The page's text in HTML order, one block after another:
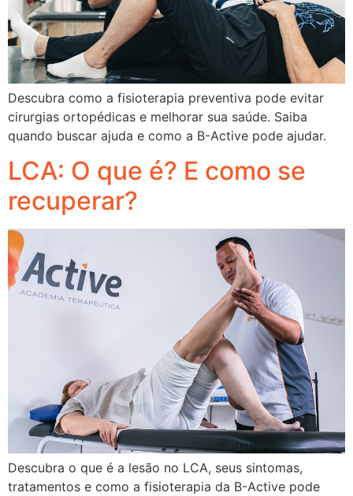
Descubra como a fisioterapia preventiva pode evitar
cirurgias ortopédicas e melhorar sua saúde. Saiba
quando buscar ajuda e como a B-Active pode ajudar.
LCA: O que é? E como se
recuperar?
Descubra o que é a lesão no LCA, seus sintomas,
tratamentos e como a fisioterapia da B-Active pode